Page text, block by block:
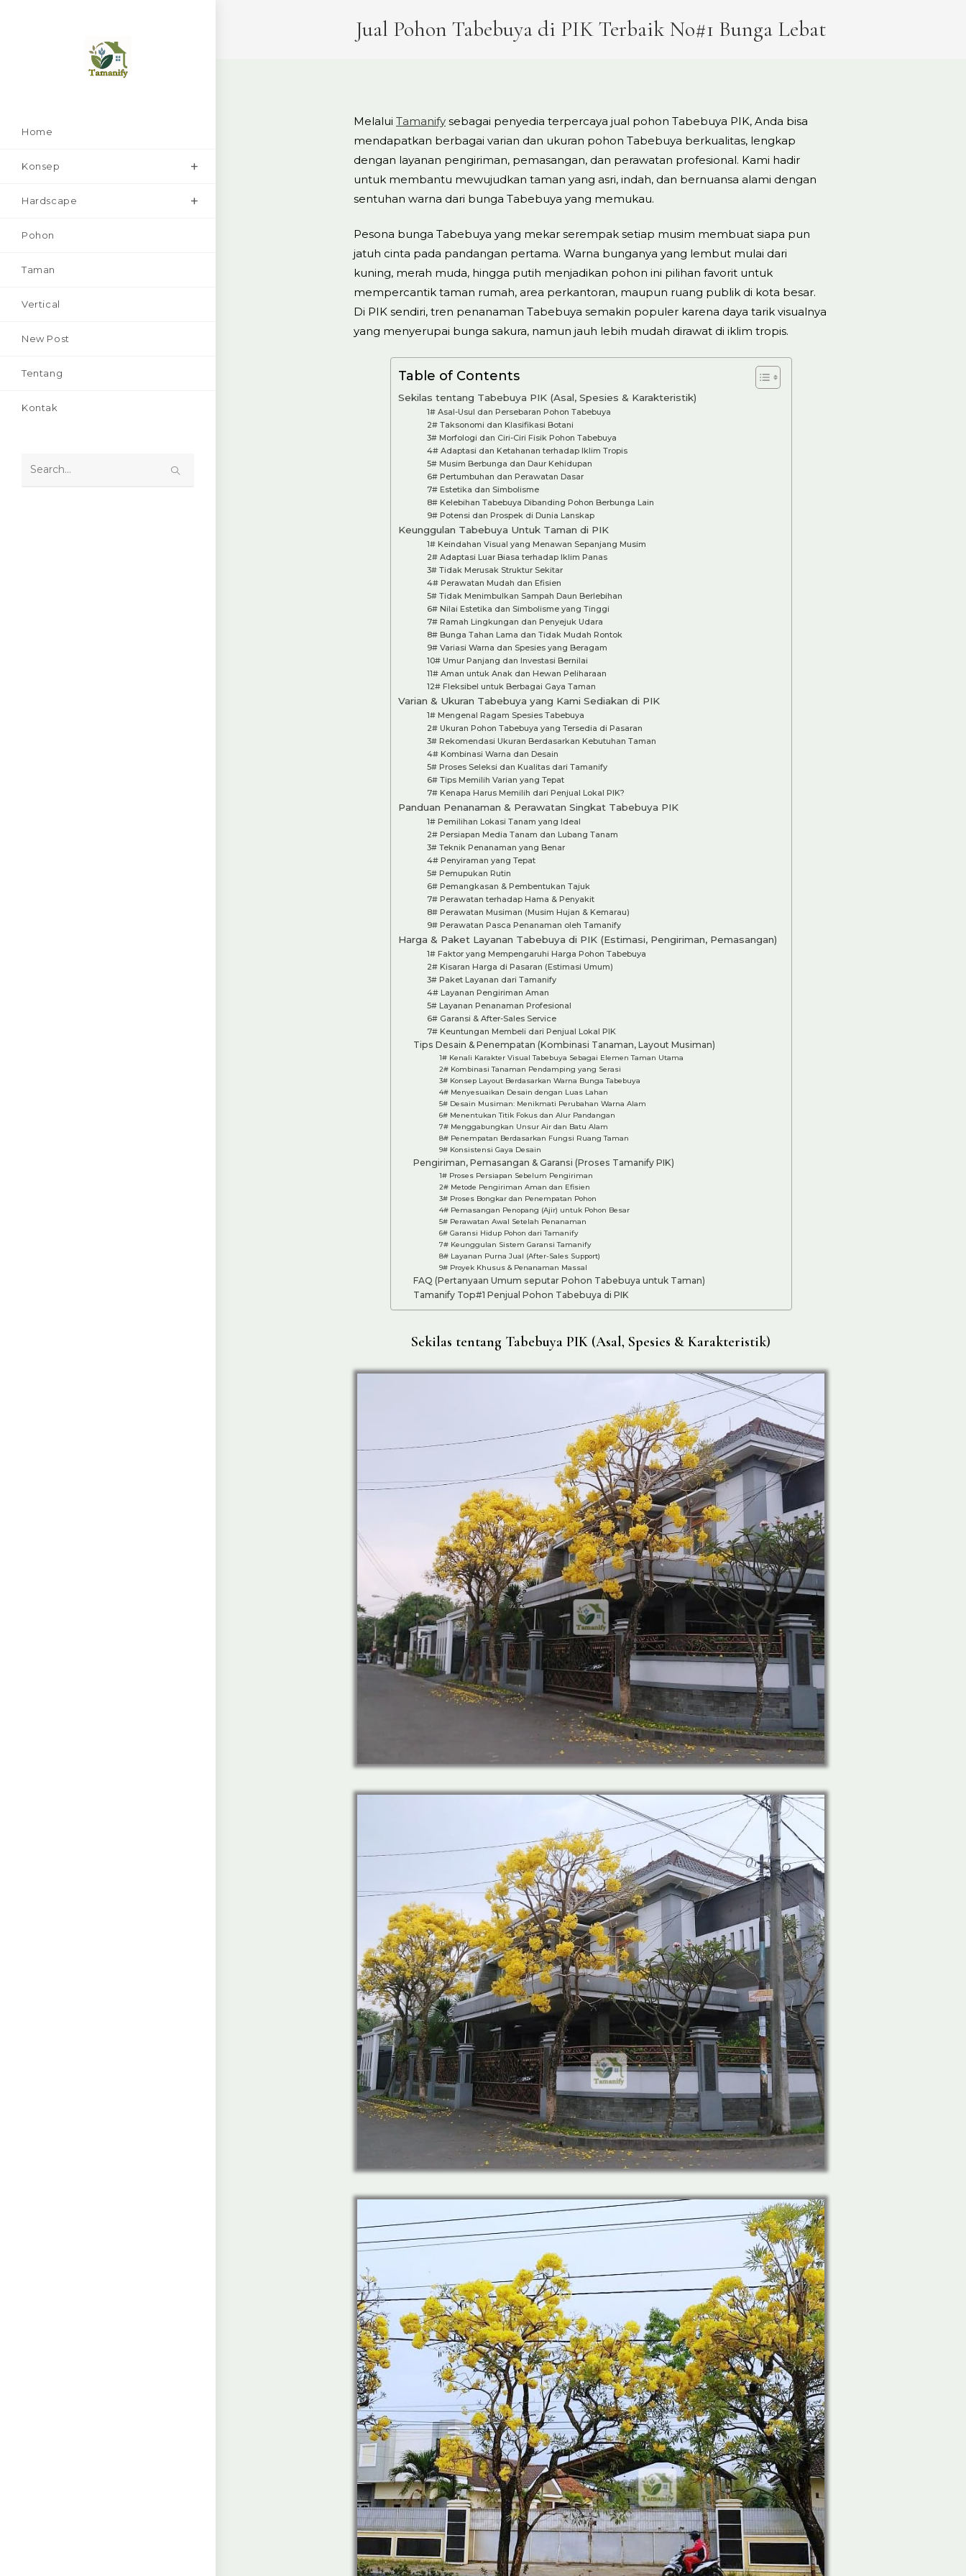
Home
Konsep
Hardscape
Pohon
Taman
Vertical
New Post
Tentang
Kontak
Jual Pohon Tabebuya di PIK Terbaik No#1 Bunga Lebat
Melalui Tamanify sebagai penyedia terpercaya jual pohon Tabebuya PIK, Anda bisa
mendapatkan berbagai varian dan ukuran pohon Tabebuya berkualitas, lengkap
dengan layanan pengiriman, pemasangan, dan perawatan profesional. Kami hadir
untuk membantu mewujudkan taman yang asri, indah, dan bernuansa alami dengan
sentuhan warna dari bunga Tabebuya yang memukau.
Pesona bunga Tabebuya yang mekar serempak setiap musim membuat siapa pun
jatuh cinta pada pandangan pertama. Warna bunganya yang lembut mulai dari
kuning, merah muda, hingga putih menjadikan pohon ini pilihan favorit untuk
mempercantik taman rumah, area perkantoran, maupun ruang publik di kota besar.
Di PIK sendiri, tren penanaman Tabebuya semakin populer karena daya tarik visualnya
yang menyerupai bunga sakura, namun jauh lebih mudah dirawat di iklim tropis.
Table of Contents
Sekilas tentang Tabebuya PIK (Asal, Spesies & Karakteristik)
1# Asal-Usul dan Persebaran Pohon Tabebuya
2# Taksonomi dan Klasifikasi Botani
3# Morfologi dan Ciri-Ciri Fisik Pohon Tabebuya
4# Adaptasi dan Ketahanan terhadap Iklim Tropis
5# Musim Berbunga dan Daur Kehidupan
6# Pertumbuhan dan Perawatan Dasar
7# Estetika dan Simbolisme
8# Kelebihan Tabebuya Dibanding Pohon Berbunga Lain
9# Potensi dan Prospek di Dunia Lanskap
Keunggulan Tabebuya Untuk Taman di PIK
1# Keindahan Visual yang Menawan Sepanjang Musim
2# Adaptasi Luar Biasa terhadap Iklim Panas
3# Tidak Merusak Struktur Sekitar
4# Perawatan Mudah dan Efisien
5# Tidak Menimbulkan Sampah Daun Berlebihan
6# Nilai Estetika dan Simbolisme yang Tinggi
7# Ramah Lingkungan dan Penyejuk Udara
8# Bunga Tahan Lama dan Tidak Mudah Rontok
9# Variasi Warna dan Spesies yang Beragam
10# Umur Panjang dan Investasi Bernilai
11# Aman untuk Anak dan Hewan Peliharaan
12# Fleksibel untuk Berbagai Gaya Taman
Varian & Ukuran Tabebuya yang Kami Sediakan di PIK
1# Mengenal Ragam Spesies Tabebuya
2# Ukuran Pohon Tabebuya yang Tersedia di Pasaran
3# Rekomendasi Ukuran Berdasarkan Kebutuhan Taman
4# Kombinasi Warna dan Desain
5# Proses Seleksi dan Kualitas dari Tamanify
6# Tips Memilih Varian yang Tepat
7# Kenapa Harus Memilih dari Penjual Lokal PIK?
Panduan Penanaman & Perawatan Singkat Tabebuya PIK
1# Pemilihan Lokasi Tanam yang Ideal
2# Persiapan Media Tanam dan Lubang Tanam
3# Teknik Penanaman yang Benar
4# Penyiraman yang Tepat
5# Pemupukan Rutin
6# Pemangkasan & Pembentukan Tajuk
7# Perawatan terhadap Hama & Penyakit
8# Perawatan Musiman (Musim Hujan & Kemarau)
9# Perawatan Pasca Penanaman oleh Tamanify
Harga & Paket Layanan Tabebuya di PIK (Estimasi, Pengiriman, Pemasangan)
1# Faktor yang Mempengaruhi Harga Pohon Tabebuya
2# Kisaran Harga di Pasaran (Estimasi Umum)
3# Paket Layanan dari Tamanify
4# Layanan Pengiriman Aman
5# Layanan Penanaman Profesional
6# Garansi & After-Sales Service
7# Keuntungan Membeli dari Penjual Lokal PIK
Tips Desain & Penempatan (Kombinasi Tanaman, Layout Musiman)
1# Kenali Karakter Visual Tabebuya Sebagai Elemen Taman Utama
2# Kombinasi Tanaman Pendamping yang Serasi
3# Konsep Layout Berdasarkan Warna Bunga Tabebuya
4# Menyesuaikan Desain dengan Luas Lahan
5# Desain Musiman: Menikmati Perubahan Warna Alam
6# Menentukan Titik Fokus dan Alur Pandangan
7# Menggabungkan Unsur Air dan Batu Alam
8# Penempatan Berdasarkan Fungsi Ruang Taman
9# Konsistensi Gaya Desain
Pengiriman, Pemasangan & Garansi (Proses Tamanify PIK)
1# Proses Persiapan Sebelum Pengiriman
2# Metode Pengiriman Aman dan Efisien
3# Proses Bongkar dan Penempatan Pohon
4# Pemasangan Penopang (Ajir) untuk Pohon Besar
5# Perawatan Awal Setelah Penanaman
6# Garansi Hidup Pohon dari Tamanify
7# Keunggulan Sistem Garansi Tamanify
8# Layanan Purna Jual (After-Sales Support)
9# Proyek Khusus & Penanaman Massal
FAQ (Pertanyaan Umum seputar Pohon Tabebuya untuk Taman)
Tamanify Top#1 Penjual Pohon Tabebuya di PIK
Sekilas tentang Tabebuya PIK (Asal, Spesies & Karakteristik)